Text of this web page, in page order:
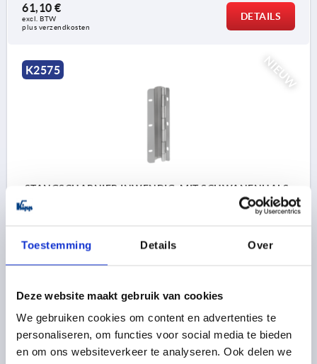
Toestemming Details Over
Deze website maakt gebruik van cookies
We gebruiken cookies om content en advertenties te
personaliseren, om functies voor social media te bieden
en om ons websiteverkeer te analyseren. Ook delen we
61,10 €
excl. BTW
plus verzendkosten
DETAILS
NIEUW
K2575
STANGSCHARNIER INWENDIG, MIT SCHWANENHALS
59X500, STAAL VERZINKT, BEST:RVS
B1=40
B2=85 B4=24,3
D=6,5X12,5
D1=8
92,70 €
excl. BTW
plus verzendkosten
DETAILS